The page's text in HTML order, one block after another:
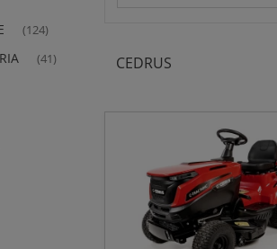
(124)
(41) CEDRUS